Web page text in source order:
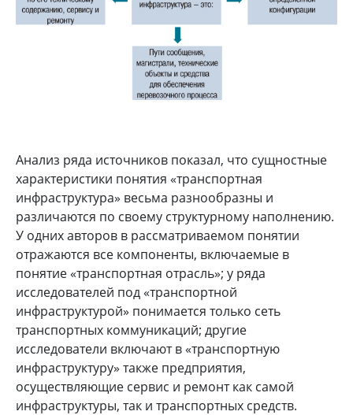
Анализ ряда источников показал, что сущностные
характеристики понятия «транспортная
инфраструктура» весьма разнообразны и
различаются по своему структурному наполнению.
У одних авторов в рассматриваемом понятии
отражаются все компоненты, включаемые в
понятие «транспортная отрасль»; у ряда
исследователей под «транспортной
инфраструктурой» понимается только сеть
транспортных коммуникаций; другие
исследователи включают в «транспортную
инфраструктуру» также предприятия,
осуществляющие сервис и ремонт как самой
инфраструктуры, так и транспортных средств.